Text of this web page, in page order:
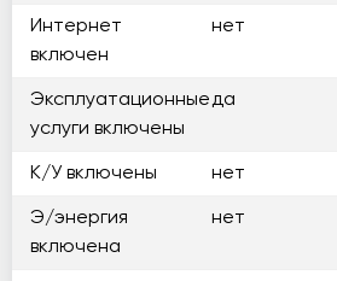
Интернет
включен
нет
Эксплуатационные
услуги включены
да
К/У включены нет
Э/энергия
включена
нет